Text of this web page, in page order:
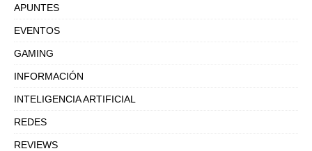
APUNTES
EVENTOS
GAMING
INFORMACIÓN
INTELIGENCIA ARTIFICIAL
REDES
REVIEWS